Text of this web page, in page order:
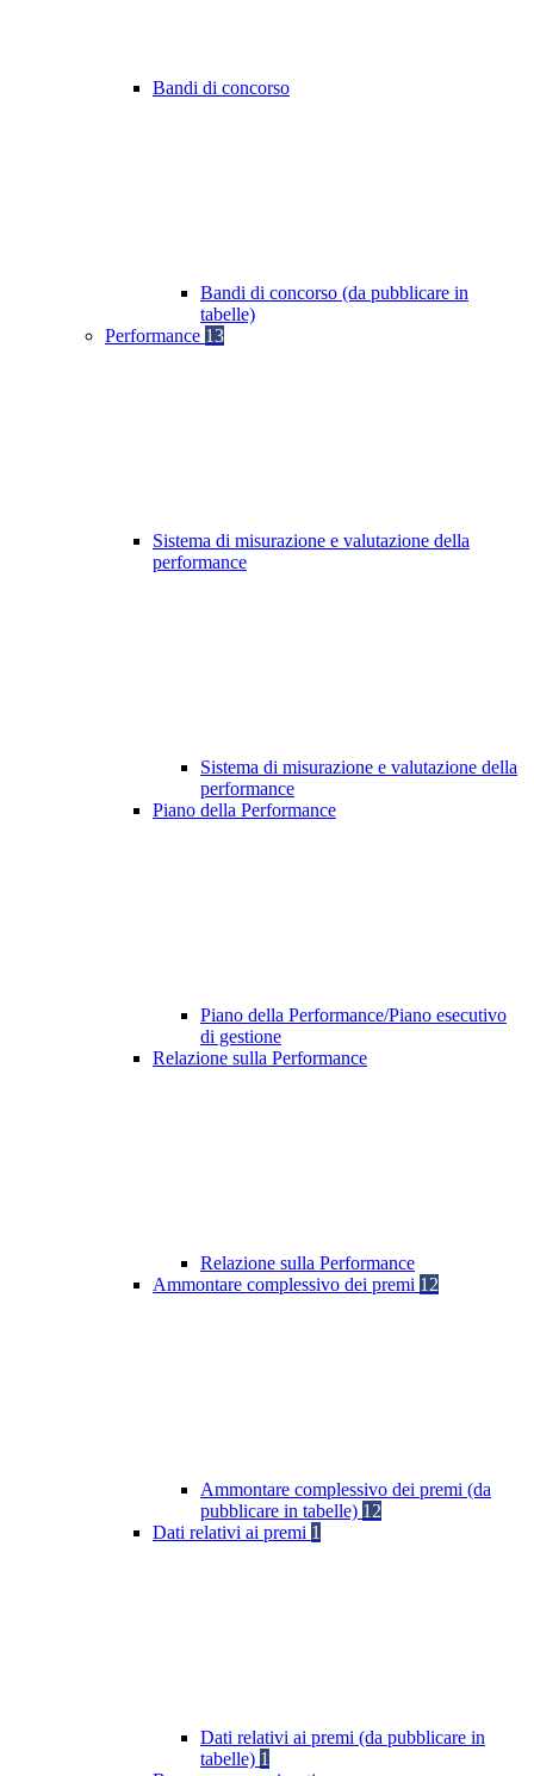
Bandi di concorso
Bandi di concorso (da pubblicare in
tabelle)
Performance 13
Sistema di misurazione e valutazione della
performance
Sistema di misurazione e valutazione della
performance
Piano della Performance
Piano della Performance/Piano esecutivo
di gestione
Relazione sulla Performance
Relazione sulla Performance
Ammontare complessivo dei premi 12
Ammontare complessivo dei premi (da
pubblicare in tabelle) 12
Dati relativi ai premi 1
Dati relativi ai premi (da pubblicare in
tabelle) 1